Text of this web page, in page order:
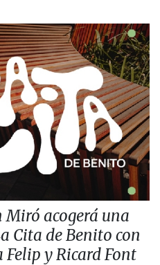
Miró acogerá una
Cita de Benito con
Felip y Ricard Font